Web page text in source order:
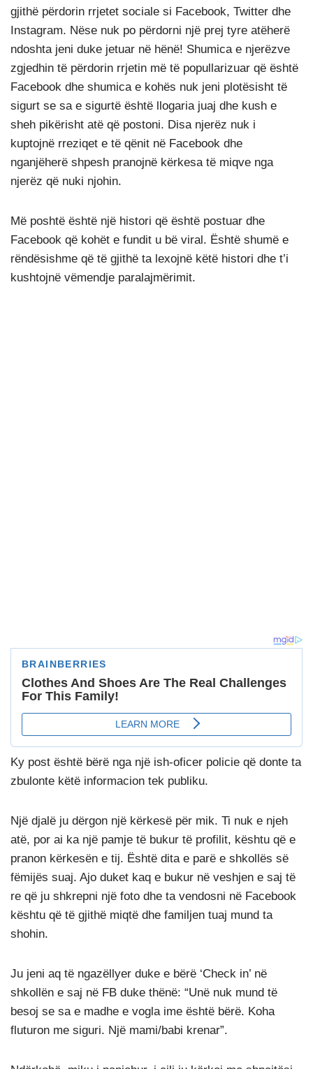
gjithë përdorin rrjetet sociale si Facebook, Twitter dhe
Instagram. Nëse nuk po përdorni një prej tyre atëherë
ndoshta jeni duke jetuar në hënë! Shumica e njerëzve
zgjedhin të përdorin rrjetin më të popullarizuar që është
Facebook dhe shumica e kohës nuk jeni plotësisht të
sigurt se sa e sigurtë është llogaria juaj dhe kush e
sheh pikërisht atë që postoni. Disa njerëz nuk i
kuptojnë rreziqet e të qënit në Facebook dhe
nganjëherë shpesh pranojnë kërkesa të miqve nga
njerëz që nuki njohin.
Më poshtë është një histori që është postuar dhe
Facebook që kohët e fundit u bë viral. Është shumë e
rëndësishme që të gjithë ta lexojnë këtë histori dhe t’i
kushtojnë vëmendje paralajmërimit.
Ky post është bërë nga një ish-oficer policie që donte ta
zbulonte këtë informacion tek publiku.
Një djalë ju dërgon një kërkesë për mik. Ti nuk e njeh
atë, por ai ka një pamje të bukur të profilit, kështu që e
pranon kërkesën e tij. Është dita e parë e shkollës së
fëmijës suaj. Ajo duket kaq e bukur në veshjen e saj të
re që ju shkrepni një foto dhe ta vendosni në Facebook
kështu që të gjithë miqtë dhe familjen tuaj mund ta
shohin.
Ju jeni aq të ngazëllyer duke e bërë ‘Check in’ në
shkollën e saj në FB duke thënë: “Unë nuk mund të
besoj se sa e madhe e vogla ime është bërë. Koha
fluturon me siguri. Një mami/babi krenar”.